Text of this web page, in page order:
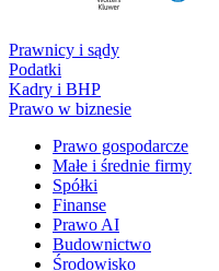
Prawnicy i sądy
Podatki
Kadry i BHP
Prawo w biznesie
Prawo gospodarcze
Małe i średnie firmy
Spółki
Finanse
Prawo AI
Budownictwo
Środowisko